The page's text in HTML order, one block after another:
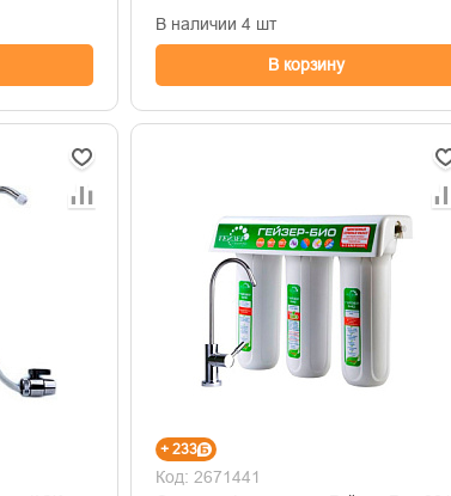
В наличии 4 шт
В корзину
+ 233
Код: 2671441